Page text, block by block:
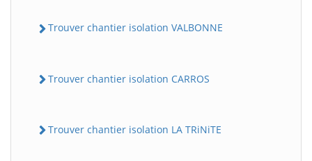
Trouver chantier isolation VALBONNE
Trouver chantier isolation CARROS
Trouver chantier isolation LA TRiNiTE